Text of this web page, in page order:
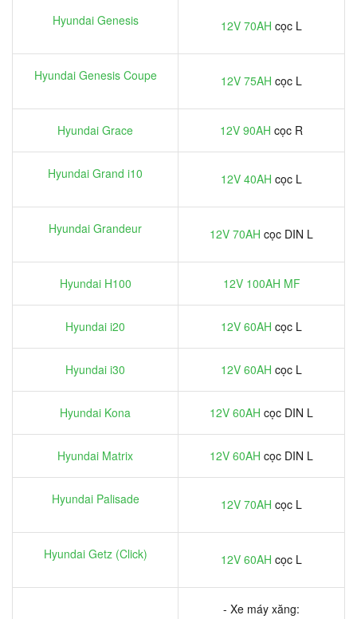
Hyundai Genesis 12V 70AH cọc L
Hyundai Genesis Coupe 12V 75AH cọc L
Hyundai Grace 12V 90AH cọc R
Hyundai Grand i10 12V 40AH cọc L
Hyundai Grandeur 12V 70AH cọc DIN L
Hyundai H100 12V 100AH MF
Hyundai i20 12V 60AH cọc L
Hyundai i30 12V 60AH cọc L
Hyundai Kona 12V 60AH cọc DIN L
Hyundai Matrix 12V 60AH cọc DIN L
Hyundai Palisade 12V 70AH cọc L
Hyundai Getz (Click) 12V 60AH cọc L
- Xe máy xăng: